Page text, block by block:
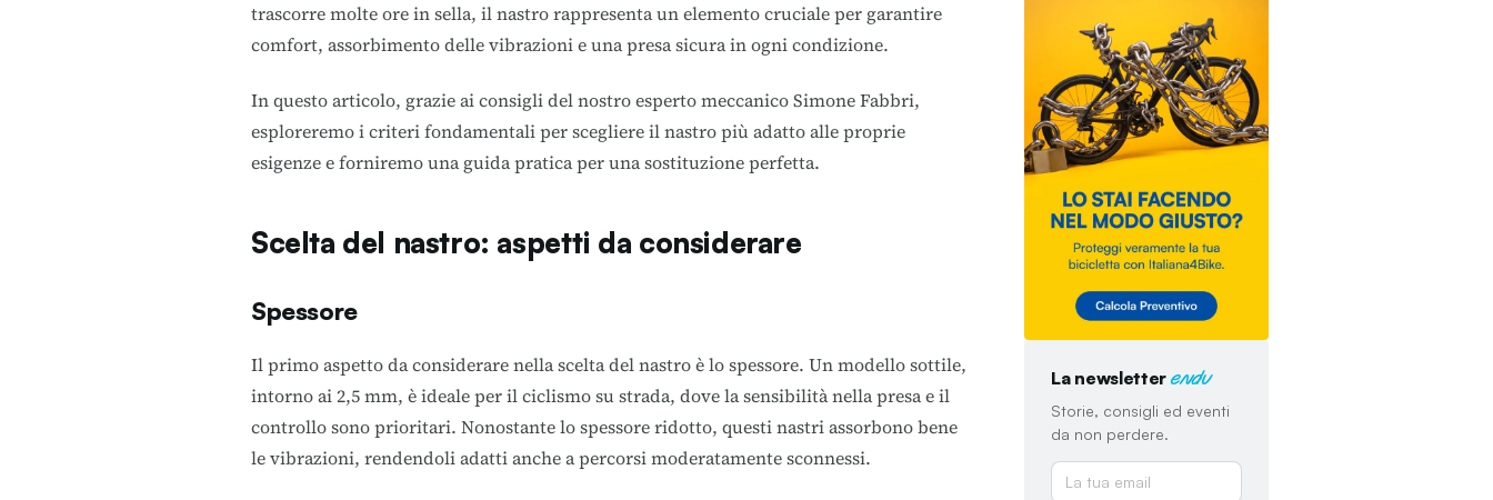
trascorre molte ore in sella, il nastro rappresenta un elemento cruciale per garantire
comfort, assorbimento delle vibrazioni e una presa sicura in ogni condizione.
In questo articolo, grazie ai consigli del nostro esperto meccanico Simone Fabbri,
esploreremo i criteri fondamentali per scegliere il nastro più adatto alle proprie
esigenze e forniremo una guida pratica per una sostituzione perfetta.
Scelta del nastro: aspetti da considerare
Spessore
Il primo aspetto da considerare nella scelta del nastro è lo spessore. Un modello sottile,
intorno ai 2,5 mm, è ideale per il ciclismo su strada, dove la sensibilità nella presa e il
controllo sono prioritari. Nonostante lo spessore ridotto, questi nastri assorbono bene
le vibrazioni, rendendoli adatti anche a percorsi moderatamente sconnessi.
La newsletter endu
Storie, consigli ed eventi
da non perdere.